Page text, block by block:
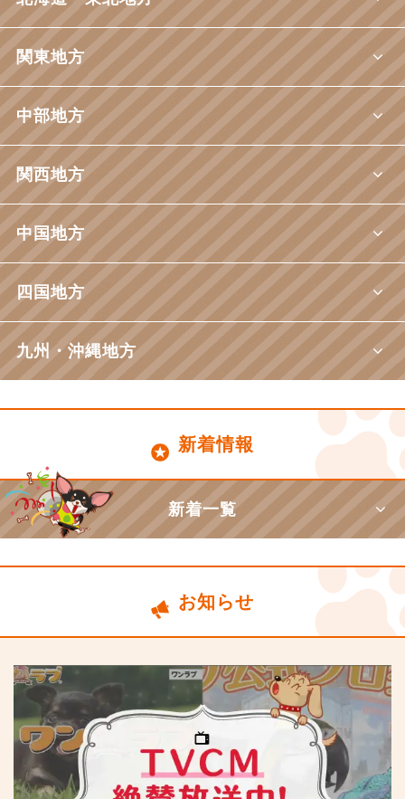
関東地方
中部地方
関西地方
中国地方
四国地方
九州・沖縄地方
新着情報
新着一覧
お知らせ